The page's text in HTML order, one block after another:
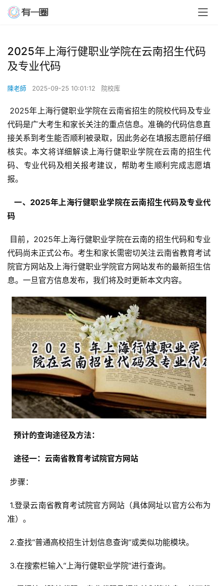
2025年上海行健职业学院在云南招生代码
及专业代码
陳老師 2025-09-25 10:01:12 院校库
代码是广大考生和家长关注的重点信息。准确的代码信息直
接关系到考生能否顺利被录取，因此务必在填报志愿前仔细
核实。本文将详细解读上海行健职业学院在云南的招生代
码、专业代码及相关报考建议，帮助考生顺利完成志愿填
报。
  一、2025年上海行健职业学院在云南招生代码及专业代
码
代码尚未正式公布。考生和家长需密切关注云南省教育考试
院官方网站及上海行健职业学院官方网站发布的最新招生信
息。一旦官方信息发布，我们将及时更新本文内容。
  预计的查询途径及方法：
  途径一：云南省教育考试院官方网站
步骤：
准）。
2.查找“普通高校招生计划信息查询”或类似功能模块。
3.在搜索栏输入“上海行健职业学院”进行查询。